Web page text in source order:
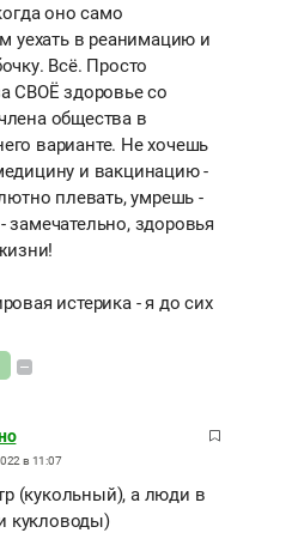
оно само
уехать в реанимацию и
Всё. Просто
СВОЁ здоровье со
общества в
варианте. Не хочешь
и вакцинацию -
плевать, умрешь -
здоровья
истерика - я до сих
в 11:07
(кукольный), а люди в
кукловоды)